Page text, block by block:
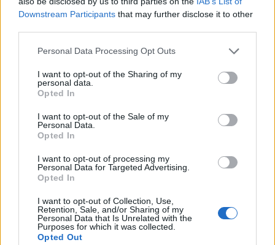
Downstream Participants that may further disclose it to other
Personal Data Processing Opt Outs
I want to opt-out of the Sharing of my
personal data.
Opted In
I want to opt-out of the Sale of my
Personal Data.
Opted In
I want to opt-out of processing my
Personal Data for Targeted Advertising.
Opted In
I want to opt-out of Collection, Use,
Retention, Sale, and/or Sharing of my
Personal Data that Is Unrelated with the
Purposes for which it was collected.
Opted Out
ATLETICA LEGGERA
Yeman Crippa vince il terzo oro
dell’Italia agli europei d’atletica